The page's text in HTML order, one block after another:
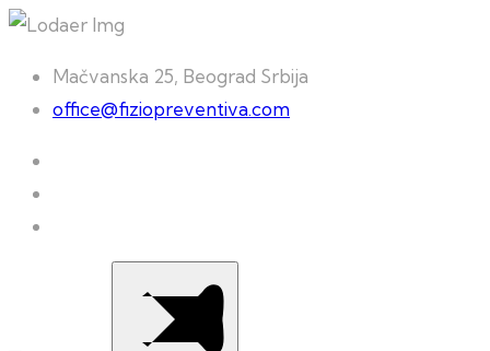
Mačvanska 25, Beograd Srbija
office@fiziopreventiva.com